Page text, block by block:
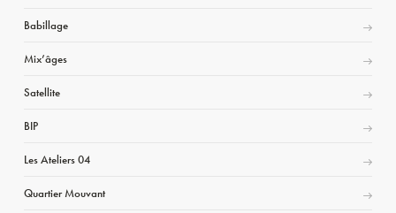
Babillage
Mix’âges
Satellite
BIP
Les Ateliers 04
Quartier Mouvant